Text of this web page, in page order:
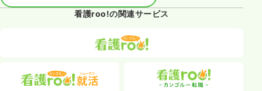
看護roo!の関連サービス